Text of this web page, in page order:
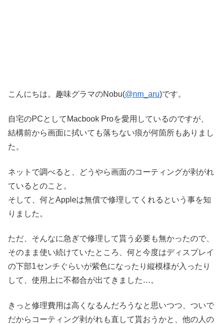
こんにちは。趣味グラマのNobu(@nm_aru)です。
自宅のPCとしてMacbook Proを愛用しているのですが、
結構前から画面に拭いても落ちない痕が何箇所もありまし
た。
ネットで調べると、どうやら画面のコーティングが剥がれ
ているとのこと。
そして、何とAppleは無償で修理してくれるという事を知
りました。
ただ、そんなに急ぎで修理して貰う必要も無かったので、
そのまま使い続けていたところ、何と今度はディスプレイ
の下部1センチぐらいが紫色になったり縦模様が入ったり
して、使用上に不都合が出てきました…。
きっと修理費用は高くなるんだろうなと思いつつ、ついで
だからコーティング剥がれも直して貰おうかと、他の人の